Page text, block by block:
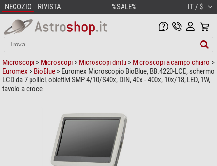
NEGOZIO RIVISTA %SALE% IT / $
Microscopi > Microscopi > Microscopi diritti > Microscopi a campo chiaro >
Euromex > BioBlue > Euromex Microscopio BioBlue, BB.4220-LCD, schermo
LCD da 7 pollici, obiettivi SMP 4/10/S40x, DIN, 40x - 400x, 10x/18, LED, 1W,
tavolo a croce